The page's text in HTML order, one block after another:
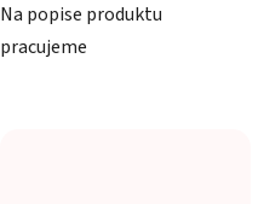
Na popise produktu
pracujeme